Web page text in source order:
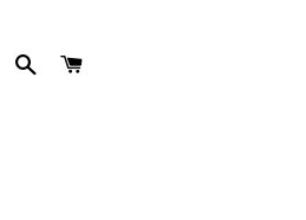
SE CONNECTER
RECHERCHER